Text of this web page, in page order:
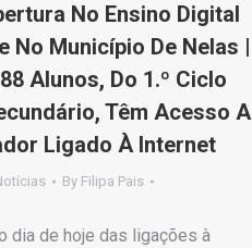
No Ensino Digital
No Município De Nelas |
Alunos, Do 1.º Ciclo
Têm Acesso A
Ligado À Internet
By Filipa Pais
dia de hoje das ligações à